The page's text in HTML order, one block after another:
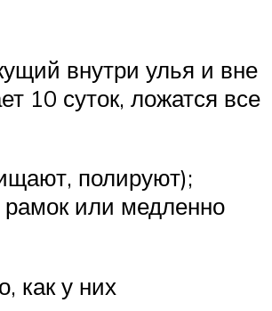
внутри улья и вне
10 суток, ложатся все
полируют);
рамок или медленно
как у них